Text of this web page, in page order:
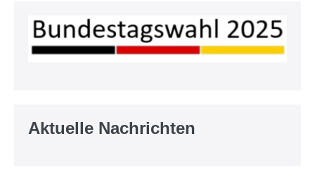
Aktuelle Nachrichten